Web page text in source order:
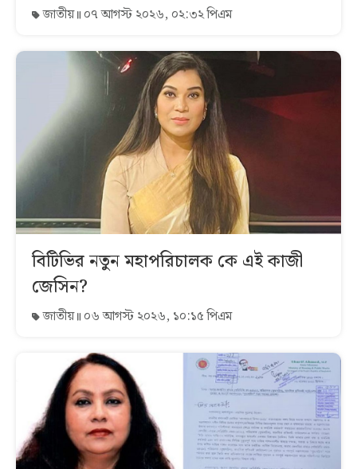
জাতীয় ০৭ আগস্ট ২০২৬, ০২:৩২ পিএম
বিটিভির নতুন মহাপরিচালক কে এই কাজী
জেসিন?
জাতীয় ০৬ আগস্ট ২০২৬, ১০:১৫ পিএম